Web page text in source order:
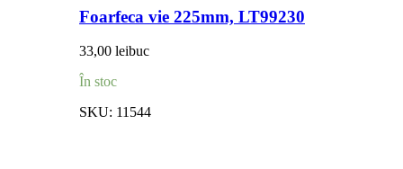
Foarfeca vie 225mm, LT99230
33,00 leibuc
În stoc
SKU: 11544